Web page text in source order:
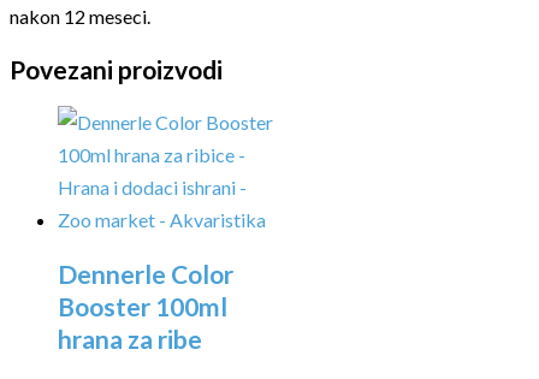
nakon 12 meseci.
Povezani proizvodi
Dennerle Color
Booster 100ml
hrana za ribe